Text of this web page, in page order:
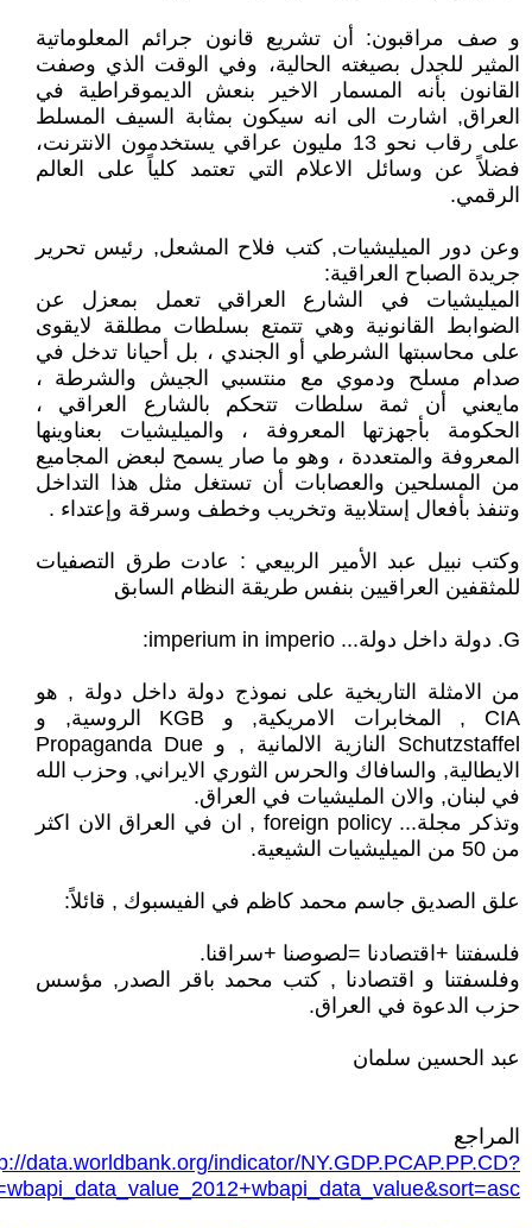
و صف مراقبون: أن تشريع قانون جرائم المعلوماتية
المثير للجدل بصيغته الحالية، وفي الوقت الذي وصفت
القانون بأنه المسمار الاخير بنعش الديموقراطية في
العراق, اشارت الى انه سيكون بمثابة السيف المسلط
على رقاب نحو 13 مليون عراقي يستخدمون الانترنت،
فضلاً عن وسائل الاعلام التي تعتمد كلياً على العالم
الرقمي.
وعن دور الميليشيات, كتب فلاح المشعل, رئيس تحرير
جريدة الصباح العراقية:
الميليشيات في الشارع العراقي تعمل بمعزل عن
الضوابط القانونية وهي تتمتع بسلطات مطلقة لايقوى
على محاسبتها الشرطي أو الجندي ، بل أحيانا تدخل في
صدام مسلح ودموي مع منتسبي الجيش والشرطة ،
مايعني أن ثمة سلطات تتحكم بالشارع العراقي ،
الحكومة بأجهزتها المعروفة ، والميليشيات بعناوينها
المعروفة والمتعددة ، وهو ما صار يسمح لبعض المجاميع
من المسلحين والعصابات أن تستغل مثل هذا التداخل
وتنفذ بأفعال إستلابية وتخريب وخطف وسرقة وإعتداء .
وكتب نبيل عبد الأمير الربيعي : عادت طرق التصفيات
للمثقفين العراقيين بنفس طريقة النظام السابق
G. دولة داخل دولة... imperium in imperio:
من الامثلة التاريخية على نموذج دولة داخل دولة , هو
CIA , المخابرات الامريكية, و KGB الروسية, و
Schutzstaffel النازية الالمانية , و Propaganda Due
الايطالية, والسافاك والحرس الثوري الايراني, وحزب الله
في لبنان, والان المليشيات في العراق.
وتذكر مجلة... foreign policy , ان في العراق الان اكثر
من 50 من الميليشيات الشيعية.
علق الصديق جاسم محمد كاظم في الفيسبوك , قائلاً:
فلسفتنا +اقتصادنا =لصوصنا +سراقنا.
وفلسفتنا و اقتصادنا , كتب محمد باقر الصدر, مؤسس
حزب الدعوة في العراق.
عبد الحسين سلمان
المراجع
data.worldbank.org/indicator/NY.GDP.PCAP.PP.CD?